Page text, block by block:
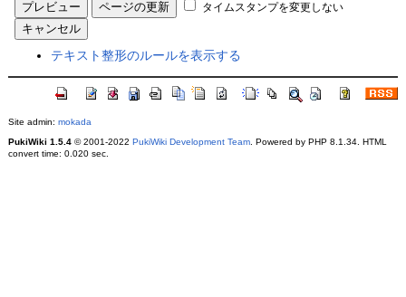
タイムスタンプを変更しない
テキスト整形のルールを表示する
Site admin: mokada
PukiWiki 1.5.4© 2001-2022 PukiWiki Development Team. Powered by PHP 8.1.34. HTML
convert time: 0.020 sec.